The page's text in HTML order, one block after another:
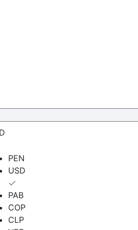
PEN
USD
PAB
COP
CLP